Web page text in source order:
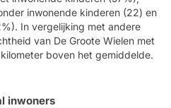
inwonende kinderen (22) en
In vergelijking met andere
van De Groote Wielen met
boven het gemiddelde.
inwoners